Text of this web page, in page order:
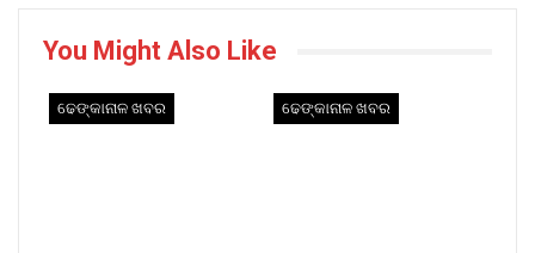
You Might Also Like
ଢେଙ୍କାନାଳ ଖବର ଢେଙ୍କାନାଳ ଖବର